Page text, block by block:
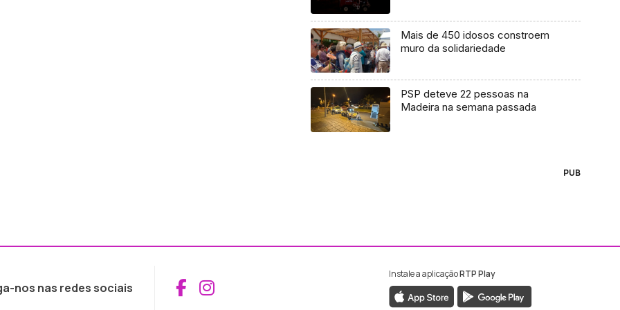
Mais de 450 idosos constroem
muro da solidariedade
PSP deteve 22 pessoas na
Madeira na semana passada
PUB
nos nas redes sociais Aceder ao Facebook da RTP Madeira
Aceder ao Instagram da RTP Madeira
Instale a aplicaçãoRTP Play